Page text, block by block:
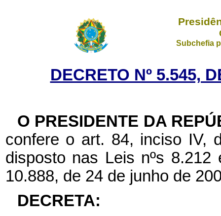
Subchefia
DECRETO Nº 5.545,
O PRESIDENTE DA
confere o art. 84, inciso IV,
disposto nas Leis nºs
10.888, de 24 de junho de
DECRETA: